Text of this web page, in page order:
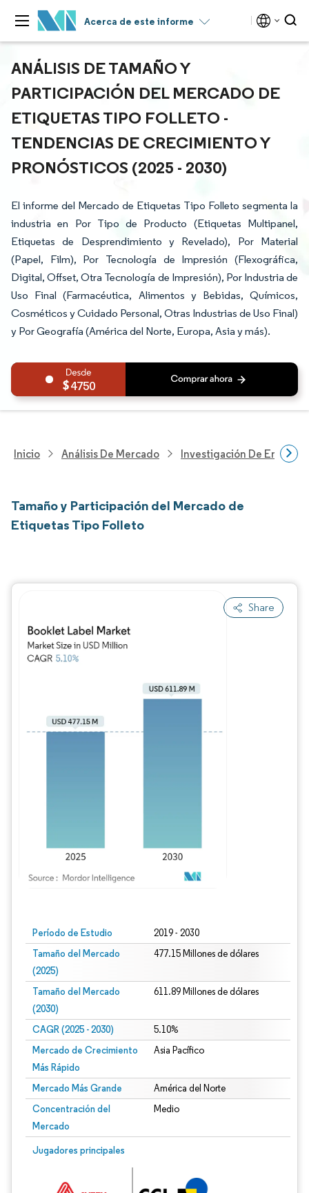
Acerca de este informe
ANÁLISIS DE TAMAÑO Y
PARTICIPACIÓN DEL MERCADO DE
ETIQUETAS TIPO FOLLETO -
TENDENCIAS DE CRECIMIENTO Y
PRONÓSTICOS (2025 - 2030)
El informe del Mercado de Etiquetas Tipo Folleto segmenta la
industria en Por Tipo de Producto (Etiquetas Multipanel,
Etiquetas de Desprendimiento y Revelado), Por Material
(Papel, Film), Por Tecnología de Impresión (Flexográfica,
Digital, Offset, Otra Tecnología de Impresión), Por Industria de
Uso Final (Farmacéutica, Alimentos y Bebidas, Químicos,
Cosméticos y Cuidado Personal, Otras Industrias de Uso Final)
y Por Geografía (América del Norte, Europa, Asia y más).
4750
Inicio Análisis De Mercado Investigación De Envases
Tamaño y Participación del Mercado de
Etiquetas Tipo Folleto
Share
Período de Estudio 2019 - 2030
Tamaño del Mercado
(2025)
477.15 Millones de dólares
Tamaño del Mercado
(2030)
611.89 Millones de dólares
CAGR (2025 - 2030) 5.10%
Mercado de Crecimiento
Más Rápido
Asia Pacífico
Mercado Más Grande América del Norte
Concentración del
Mercado
Medio
Jugadores principales